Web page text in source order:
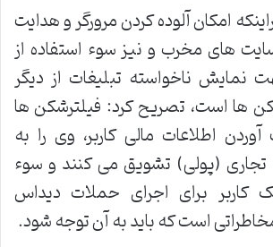
امکان آلوده کردن مرورگر و هدایت
های مخرب و نیز سوء استفاده از
نمایش ناخواسته تبلیغات از دیگر
ها است، تصریح کرد: فیلترشکن ها
اطلاعات مالی کاربر، وی را به
تجاری (پولی) تشویق می کنند و سوء
کاربر برای اجرای حملات دیداس